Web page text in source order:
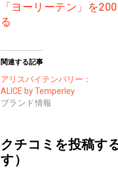
「ヨーリーテン」を
る
関連する記事
アリスバイテンパリー：
ALICE by Temperley
ブランド情報
クチコミを投稿す
す）